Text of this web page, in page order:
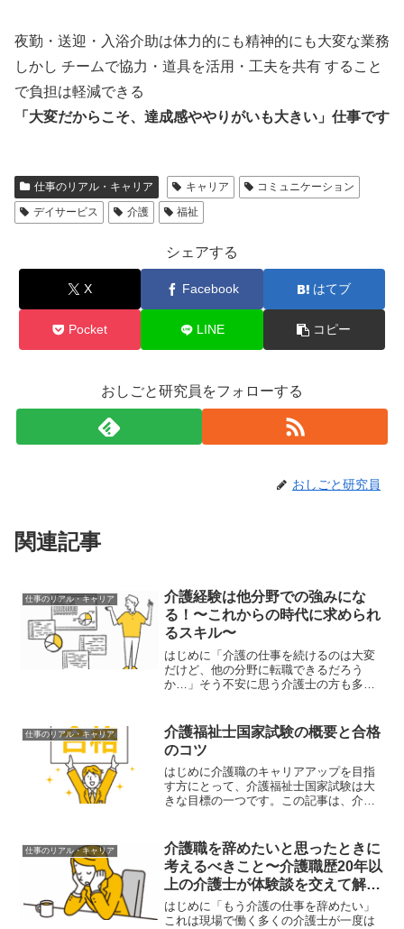
夜勤・送迎・入浴介助は体力的にも精神的にも大変な業務
しかし チームで協力・道具を活用・工夫を共有 すること
で負担は軽減できる
「大変だからこそ、達成感ややりがいも大きい」仕事です
仕事のリアル・キャリア キャリア
コミュニケーション
デイサービス
介護 福祉
シェアする
X Facebook はてブ
Pocket LINE コピー
おしごと研究員をフォローする
おしごと研究員
関連記事
仕事のリアル・キャリア
介護経験は他分野での強みにな
る！〜これからの時代に求められ
るスキル〜
はじめに「介護の仕事を続けるのは大変
だけど、他の分野に転職できるだろう
か…」そう不安に思う介護士の方も多い
く求められるスキルです。この記事で
は、介護経験をどのように他分...
仕事のリアル・キャリア
介護福祉士国家試験の概要と合格
のコツ
はじめに介護職のキャリアアップを目指
す方にとって、介護福祉士国家試験は大
きな目標の一つです。この記事は、介護
も交えて解説します。「未経験から始め
て資格を取りたい」方も...
仕事のリアル・キャリア
介護職を辞めたいと思ったときに
考えるべきこと〜介護職歴20年以
上の介護士が体験談を交えて解
説〜
はじめに「もう介護の仕事を辞めたい」
これは現場で働く多くの介護士が一度は